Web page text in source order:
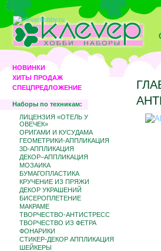
НОВИНКИ
ХИТЫ ПРОДАЖ
СПЕЦПРЕДЛОЖЕНИЕ
Наборы по техникам:
ЛИЦЕНЗИЯ «ОТЕЛЬ У
ОВЕЧЕК»
ОРИГАМИ И КУСУДАМА
ГЕОМЕТРИКИ-АППЛИКАЦИЯ
3D-АППЛИКАЦИЯ
ДЕКОР–АППЛИКАЦИЯ
МОЗАИКА
БУМАГОПЛАСТИКА
КРУЧЕНИЕ ИЗ ПРЯЖИ
ДЕКОР УКРАШЕНИЙ
БИCЕРОПЛЕТЕНИЕ
МАКРАМЕ
ТВОРЧЕСТВО-АНТИСТРЕСС
ТВОРЧЕСТВО ИЗ ФЕТРА
ФОНАРИКИ
СТИКЕР-ДЕКОР АППЛИКАЦИЯ
ШЕЙКЕРЫ